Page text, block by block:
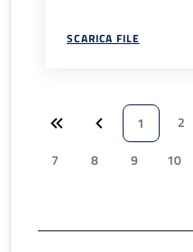
SCARICA FILE
1 2
7
8 9 10